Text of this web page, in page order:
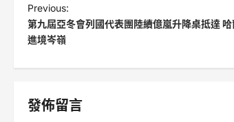
P
o
t
n
a
Previous:
第九屆亞冬會列國代表團陸續億嵐升降桌抵達
進境岑嶺
發佈留言